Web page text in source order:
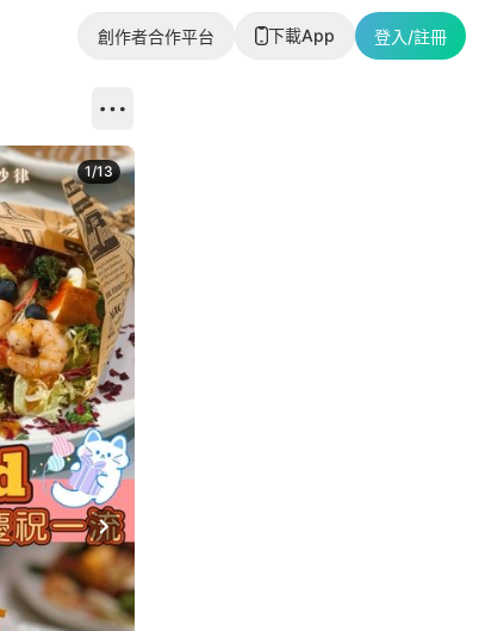
創作者合作平台 下載App 登入/註冊
Next slide
1/13